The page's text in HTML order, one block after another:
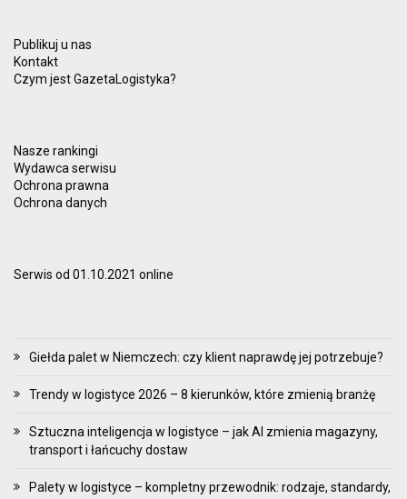
Publikuj u nas
Kontakt
Czym jest GazetaLogistyka?
Nasze rankingi
Wydawca serwisu
Ochrona prawna
Ochrona danych
Serwis od 01.10.2021 online
Giełda palet w Niemczech: czy klient naprawdę jej potrzebuje?
Trendy w logistyce 2026 – 8 kierunków, które zmienią branżę
Sztuczna inteligencja w logistyce – jak AI zmienia magazyny,
transport i łańcuchy dostaw
Palety w logistyce – kompletny przewodnik: rodzaje, standardy,